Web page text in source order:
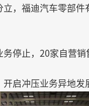
立，福迪汽车零部件
停止，20家自营销
启冲压业务异地发